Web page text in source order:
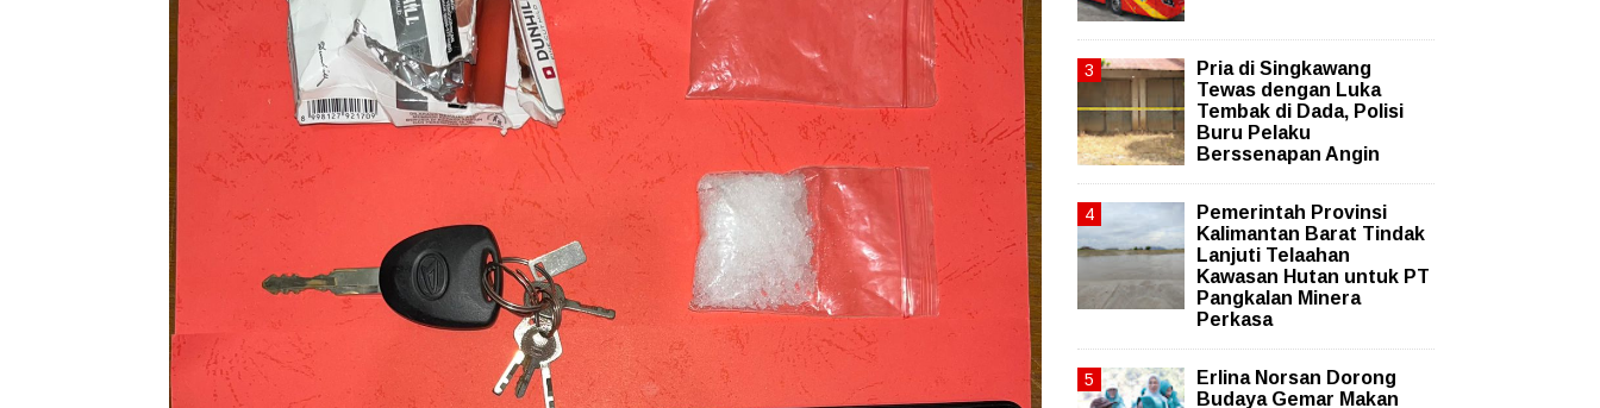
Pria di Singkawang
Tewas dengan Luka
Tembak di Dada, Polisi
Buru Pelaku
Berssenapan Angin
Pemerintah Provinsi
Kalimantan Barat Tindak
Lanjuti Telaahan
Kawasan Hutan untuk PT
Pangkalan Minera
Perkasa
Erlina Norsan Dorong
Budaya Gemar Makan